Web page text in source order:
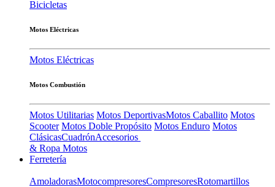
Bicicletas
Motos Eléctricas
Motos Eléctricas
Motos Combustión
Motos Utilitarias Motos DeportivasMotos Caballito Motos
Scooter Motos Doble Propósito Motos Enduro Motos
ClásicasCuadrónAccesorios
& Ropa Motos
Ferretería
AmoladorasMotocompresoresCompresoresRotomartillos